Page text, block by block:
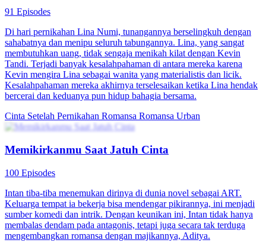
91 Episodes
Di hari pernikahan Lina Numi, tunangannya berselingkuh dengan
sahabatnya dan menipu seluruh tabungannya. Lina, yang sangat
membutuhkan uang, tidak sengaja menikah kilat dengan Kevin
Tandi. Terjadi banyak kesalahpahaman di antara mereka karena
Kevin mengira Lina sebagai wanita yang materialistis dan licik.
Kesalahpahaman mereka akhirnya terselesaikan ketika Lina hendak
bercerai dan keduanya pun hidup bahagia bersama.
Cinta Setelah Pernikahan Romansa Romansa Urban
Memikirkanmu Saat Jatuh Cinta
100 Episodes
Intan tiba-tiba menemukan dirinya di dunia novel sebagai ART.
Keluarga tempat ia bekerja bisa mendengar pikirannya, ini menjadi
sumber komedi dan intrik. Dengan keunikan ini, Intan tidak hanya
membalas dendam pada antagonis, tetapi juga secara tak terduga
mengembangkan romansa dengan majikannya, Aditya.